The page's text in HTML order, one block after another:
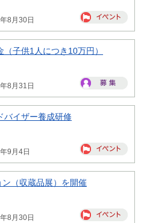
8月30日
子供1人につき10万円）
8月31日
バイザー養成研修
9月4日
（収蔵品展）を開催
8月30日